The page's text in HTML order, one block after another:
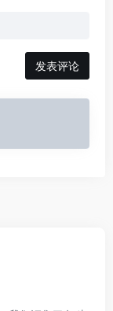
发表评论